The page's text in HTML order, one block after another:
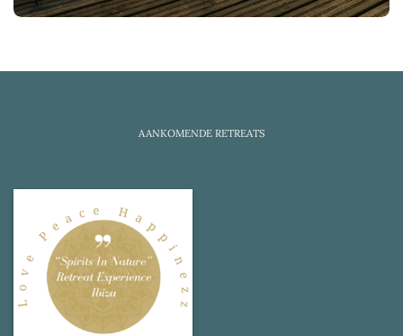
AANKOMENDE RETREATS